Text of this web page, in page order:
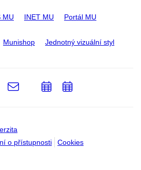
MU INET MU Portál MU
Munishop Jednotný vizuální styl
o přístupnosti Cookies
e-
Email
PřidatPřidat